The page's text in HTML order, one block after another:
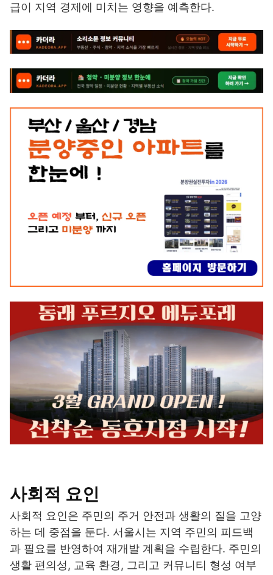
급이 지역 경제에 미치는 영향을 예측한다.
사회적 요인
사회적 요인은 주민의 주거 안전과 생활의 질을 고양
하는 데 중점을 둔다. 서울시는 지역 주민의 피드백
과 필요를 반영하여 재개발 계획을 수립한다. 주민의
생활 편의성, 교육 환경, 그리고 커뮤니티 형성 여부